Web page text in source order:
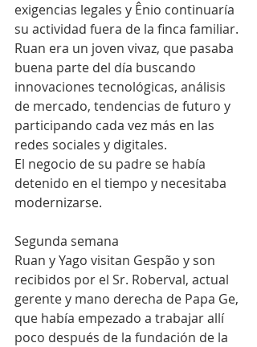
exigencias legales y Ênio continuaría
su actividad fuera de la finca familiar.
Ruan era un joven vivaz, que pasaba
buena parte del día buscando
innovaciones tecnológicas, análisis
de mercado, tendencias de futuro y
participando cada vez más en las
redes sociales y digitales.
El negocio de su padre se había
detenido en el tiempo y necesitaba
modernizarse.
Segunda semana
Ruan y Yago visitan Gespão y son
recibidos por el Sr. Roberval, actual
gerente y mano derecha de Papa Ge,
que había empezado a trabajar allí
poco después de la fundación de la